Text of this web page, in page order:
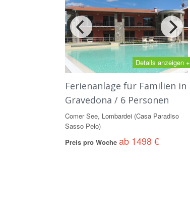
Details anzeigen +
Ferienanlage für Familien in
Gravedona / 6 Personen
Comer See, Lombardei (Casa Paradiso
Sasso Pelo)
Preis pro Woche ab 1498 €